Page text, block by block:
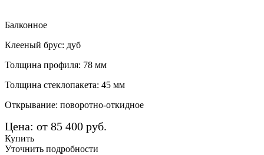
Балконное
Клееный брус: дуб
Толщина профиля: 78 мм
Толщина стеклопакета: 45 мм
Открывание: поворотно-откидное
Цена: от 85 400 руб.
Купить
Уточнить подробности